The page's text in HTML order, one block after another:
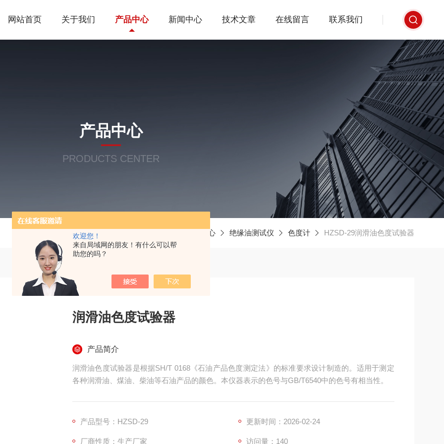
欢迎您！
来自局域网的朋友！有什么可以帮
助您的吗？
网站首页 关于我们 产品中心 新闻中心 技术文章 在线留言 联系我们
产品中心
PRODUCTS CENTER
产品中心 绝缘油测试仪 色度计 HZSD-29润滑油色度试验器
润滑油色度试验器
产品简介
润滑油色度试验器是根据SH/T 0168《石油产品色度测定法》的标准要求设计制造的。适用于测定
各种润滑油、煤油、柴油等石油产品的颜色。本仪器表示的色号与GB/T6540中的色号有相当性。
产品型号：HZSD-29 更新时间：2026-02-24
厂商性质：生产厂家 访问量：140